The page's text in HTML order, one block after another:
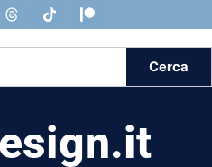
Cerca